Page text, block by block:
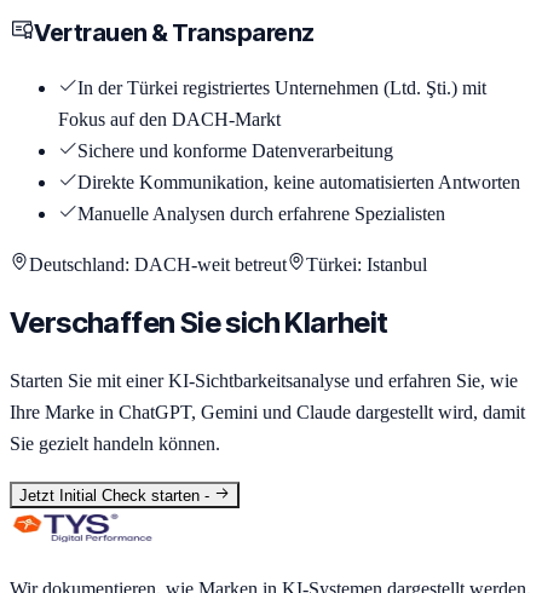
Vertrauen & Transparenz
In der Türkei registriertes Unternehmen (Ltd. Şti.) mit
Fokus auf den DACH-Markt
Sichere und konforme Datenverarbeitung
Direkte Kommunikation, keine automatisierten Antworten
Manuelle Analysen durch erfahrene Spezialisten
Deutschland: DACH-weit betreut Türkei: Istanbul
Verschaffen Sie sich Klarheit
Starten Sie mit einer KI-Sichtbarkeitsanalyse und erfahren Sie, wie
Ihre Marke in ChatGPT, Gemini und Claude dargestellt wird, damit
Sie gezielt handeln können.
Jetzt Initial Check starten -